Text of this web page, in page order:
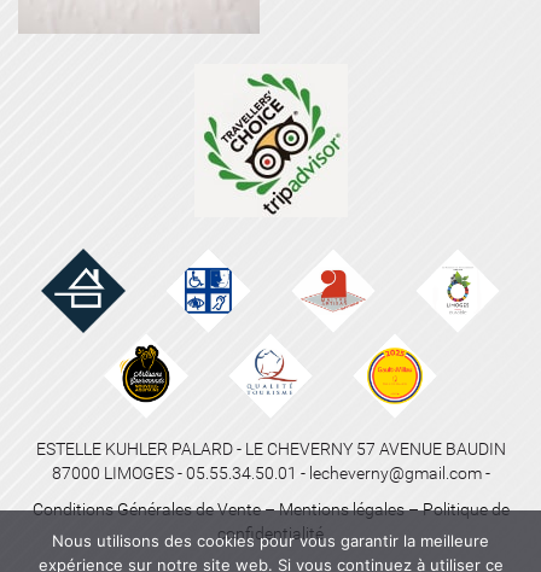
ESTELLE KUHLER PALARD - LE CHEVERNY 57 AVENUE BAUDIN
87000 LIMOGES - 05.55.34.50.01 - lecheverny@gmail.com -
Conditions Générales de Vente–Mentions légales–Politique de
confidentialité
Nous utilisons des cookies pour vous garantir la meilleure
expérience sur notre site web. Si vous continuez à utiliser ce